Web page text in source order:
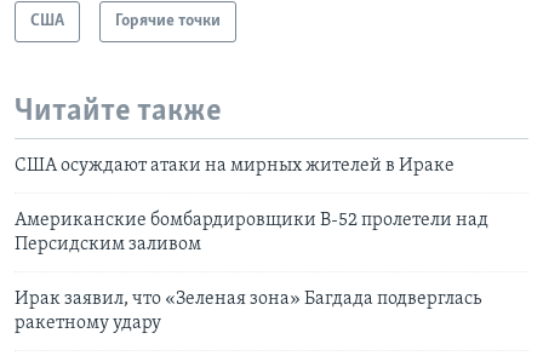
США Горячие точки
Читайте также
США осуждают атаки на мирных жителей в Ираке
Американские бомбардировщики В-52 пролетели над
Персидским заливом
Ирак заявил, что «Зеленая зона» Багдада подверглась
ракетному удару